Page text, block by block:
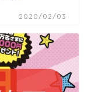
2020/02/03